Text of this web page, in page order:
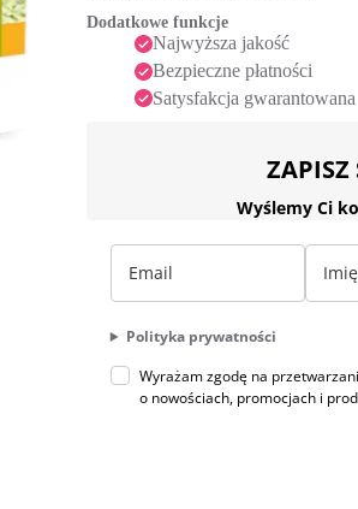
Dodatkowe funkcje
Najwyższa jakość
Bezpieczne płatności
Satysfakcja gwarantowana
ZAPISZ
Wyślemy Ci
Polityka prywatności
Wyrażam zgodę na
o nowościach, promocjach i